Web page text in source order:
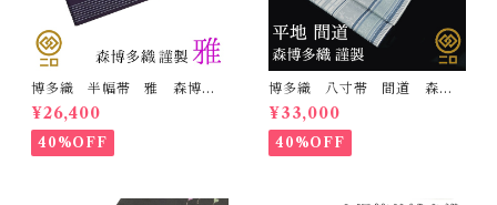
博多織 半幅帯 雅 森博多
織 正絹 リバーシブル 長
さ/3m78cm 日本製 和装
小袋帯 半巾帯
¥26,400
40%OFF
博多織 八寸帯 間道 森博
多織 正絹 日本製 未仕立
て 名古屋帯
¥33,000
40%OFF